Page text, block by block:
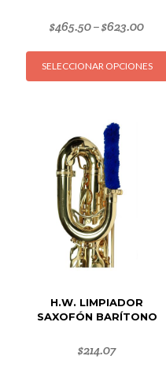
$465.50–$623.00
SELECCIONAR OPCIONES
H.W. LIMPIADOR
SAXOFÓN BARÍTONO
$214.07